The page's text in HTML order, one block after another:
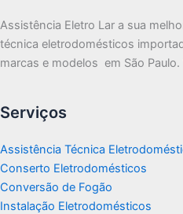
Assistência Eletro Lar a sua
técnica eletrodomésticos
marcas e modelos em São Paulo.
Serviços
Assistência Técnica
Conserto Eletrodomésticos
Conversão de Fogão
Instalação Eletrodomésticos